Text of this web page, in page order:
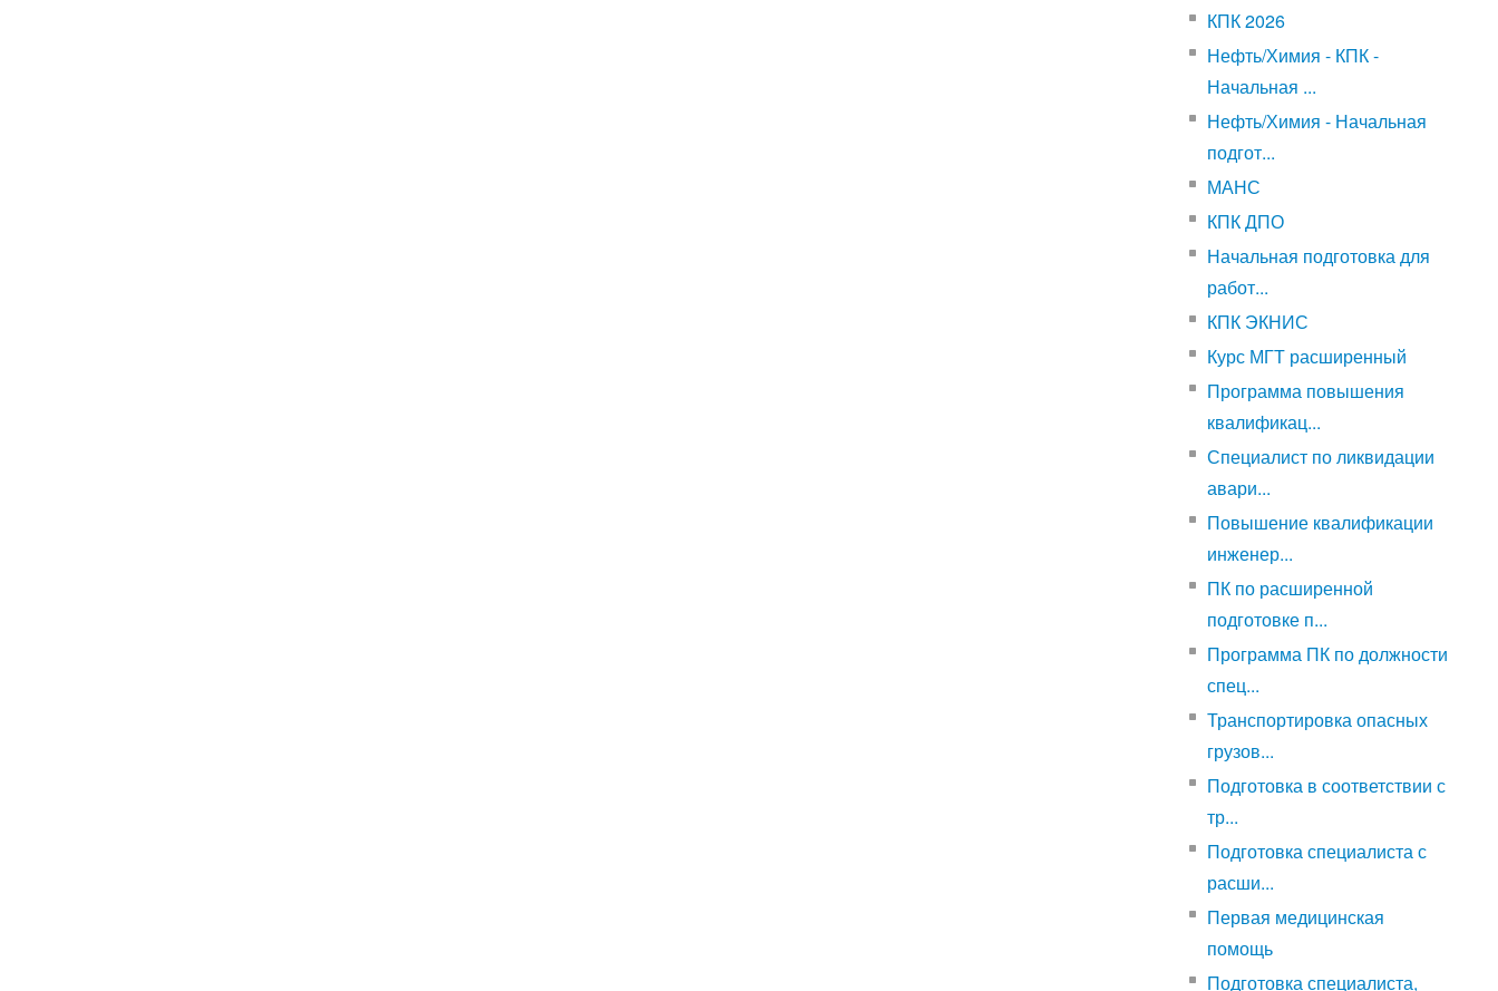
КПК 2026
Нефть/Химия - КПК -
Начальная ...
Нефть/Химия - Начальная
подгот...
МАНС
КПК ДПО
Начальная подготовка для
работ...
КПК ЭКНИС
Курс МГТ расширенный
Программа повышения
квалификац...
Специалист по ликвидации
авари...
Повышение квалификации
инженер...
ПК по расширенной
подготовке п...
Программа ПК по должности
спец...
Транспортировка опасных
грузов...
Подготовка в соответствии с
тр...
Подготовка специалиста с
расши...
Первая медицинская
помощь
Подготовка специалиста,